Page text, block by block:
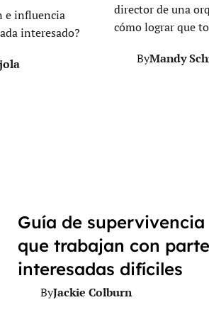
e influencia
interesado?
director de una
cómo lograr que
ByMandy
Guía de supervivencia
que trabajan con
interesadas difíciles
ByJackie Colburn